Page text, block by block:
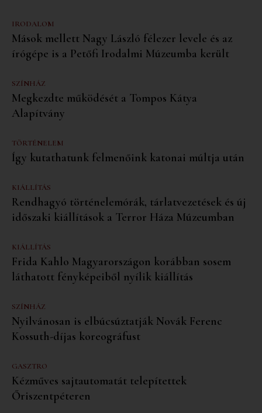
IRODALOM
Mások mellett Nagy László félezer levele és az
írógépe is a Petőfi Irodalmi Múzeumba került
SZÍNHÁZ
Megkezdte működését a Tompos Kátya
Alapítvány
TÖRTÉNELEM
Így kutathatunk felmenőink katonai múltja után
KIÁLLÍTÁS
Rendhagyó történelemórák, tárlatvezetések és új
időszaki kiállítások a Terror Háza Múzeumban
KIÁLLÍTÁS
Frida Kahlo Magyarországon korábban sosem
láthatott fényképeiből nyílik kiállítás
SZÍNHÁZ
Nyilvánosan is elbúcsúztatják Novák Ferenc
Kossuth-díjas koreográfust
GASZTRO
Kézműves sajtautomatát telepítettek
Őriszentpéteren